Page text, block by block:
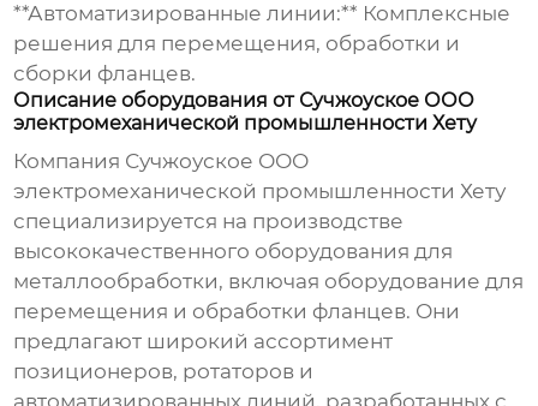
**Автоматизированные линии:** Комплексные
решения для перемещения, обработки и
сборки фланцев.
Описание оборудования от Сучжоуское ООО
электромеханической промышленности Хету
Компания Сучжоуское ООО
электромеханической промышленности Хету
специализируется на производстве
высококачественного оборудования для
металлообработки, включая оборудование для
перемещения и обработки фланцев. Они
предлагают широкий ассортимент
позиционеров, ротаторов и